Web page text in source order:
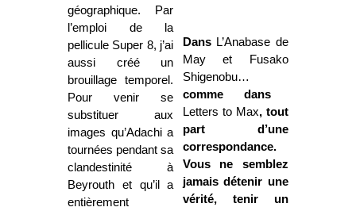
géographique. Par
l’emploi de la
pellicule Super 8, j’ai
aussi créé un
brouillage temporel.
Pour venir se
substituer aux
images qu’Adachi a
tournées pendant sa
clandestinité à
Beyrouth et qu’il a
entièrement
Dans L’Anabase de
May et Fusako
Shigenobu…
comme dans
Letters to Max, tout
part d’une
correspondance.
Vous ne semblez
jamais détenir une
vérité, tenir un